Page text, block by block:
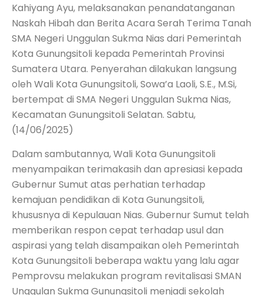
Kahiyang Ayu, melaksanakan penandatanganan
Naskah Hibah dan Berita Acara Serah Terima Tanah
SMA Negeri Unggulan Sukma Nias dari Pemerintah
Kota Gunungsitoli kepada Pemerintah Provinsi
Sumatera Utara. Penyerahan dilakukan langsung
oleh Wali Kota Gunungsitoli, Sowa’a Laoli, S.E., M.Si,
bertempat di SMA Negeri Unggulan Sukma Nias,
Kecamatan Gunungsitoli Selatan. Sabtu,
(14/06/2025)
Dalam sambutannya, Wali Kota Gunungsitoli
menyampaikan terimakasih dan apresiasi kepada
Gubernur Sumut atas perhatian terhadap
kemajuan pendidikan di Kota Gunungsitoli,
khususnya di Kepulauan Nias. Gubernur Sumut telah
memberikan respon cepat terhadap usul dan
aspirasi yang telah disampaikan oleh Pemerintah
Kota Gunungsitoli beberapa waktu yang lalu agar
Pemprovsu melakukan program revitalisasi SMAN
Unggulan Sukma Gunungsitoli menjadi sekolah